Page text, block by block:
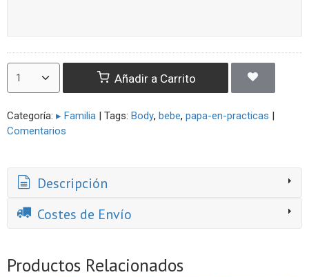
Añadir a Carrito
Categoría: ▸ Familia | Tags: Body bebe papa-en-practicas |
Comentarios
Descripción
Costes de Envío
Productos Relacionados